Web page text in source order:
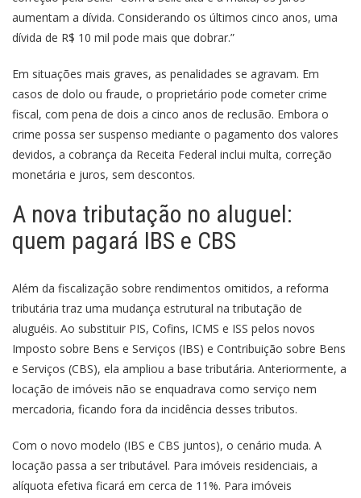
aumentam a dívida. Considerando os últimos cinco anos, uma
dívida de R$ 10 mil pode mais que dobrar.”
Em situações mais graves, as penalidades se agravam. Em
casos de dolo ou fraude, o proprietário pode cometer crime
fiscal, com pena de dois a cinco anos de reclusão. Embora o
crime possa ser suspenso mediante o pagamento dos valores
devidos, a cobrança da Receita Federal inclui multa, correção
monetária e juros, sem descontos.
A nova tributação no aluguel:
quem pagará IBS e CBS
Além da fiscalização sobre rendimentos omitidos, a reforma
tributária traz uma mudança estrutural na tributação de
aluguéis. Ao substituir PIS, Cofins, ICMS e ISS pelos novos
Imposto sobre Bens e Serviços (IBS) e Contribuição sobre Bens
e Serviços (CBS), ela ampliou a base tributária. Anteriormente, a
locação de imóveis não se enquadrava como serviço nem
mercadoria, ficando fora da incidência desses tributos.
Com o novo modelo (IBS e CBS juntos), o cenário muda. A
locação passa a ser tributável. Para imóveis residenciais, a
alíquota efetiva ficará em cerca de 11%. Para imóveis